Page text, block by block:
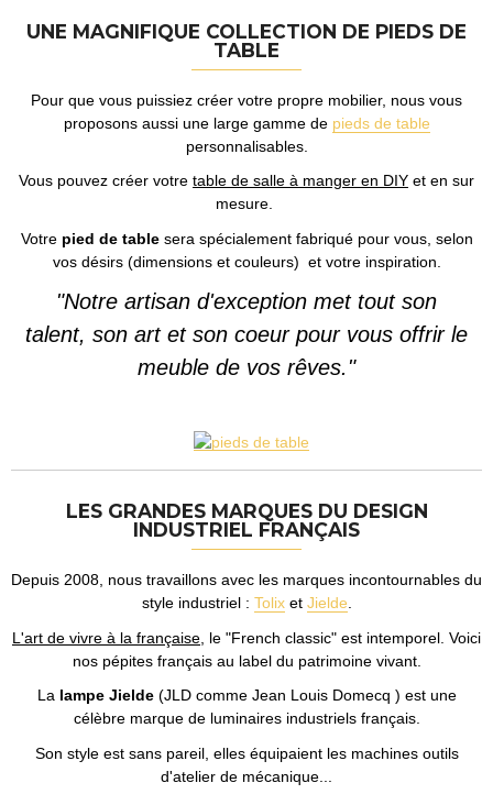
UNE MAGNIFIQUE COLLECTION DE PIEDS DE
TABLE
Pour que vous puissiez créer votre propre mobilier, nous vous
proposons aussi une large gamme de pieds de table
personnalisables.
Vous pouvez créer votre table de salle à manger en DIY et en sur
mesure.
Votre pied de tablesera spécialement fabriqué pour vous, selon
vos désirs (dimensions et couleurs) et votre inspiration.
"Notre artisan d'exception met tout son
talent, son art et son coeur pour vous offrir le
meuble de vos rêves."
LES GRANDES MARQUES DU DESIGN
INDUSTRIEL FRANÇAIS
Depuis 2008, nous travaillons avec les marques incontournables du
style industriel : Tolixet Jielde
L'art de vivre à la française , le "French classic" est intemporel. Voici
nos pépites français au label du patrimoine vivant.
La lampe Jielde(JLD comme Jean Louis Domecq ) est une
célèbre marque de luminaires industriels français.
Son style est sans pareil, elles équipaient les machines outils
d'atelier de mécanique...